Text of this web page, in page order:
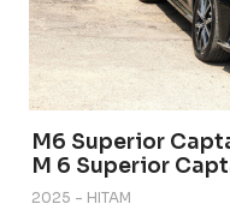
M6 Superior
M 6 Superior
2025 - HITAM